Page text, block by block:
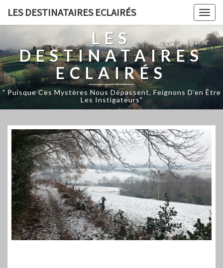
LES DESTINATAIRES ECLAIRÉS
LES
DESTINATAIRES
ECLAIRÉS
" Puisque Ces Mystères Nous Dépassent, Feignons D'en Être
Les Instigateurs"